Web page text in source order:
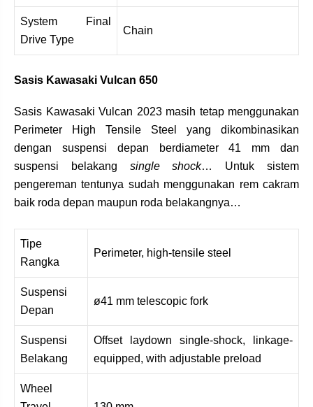
System Final
Drive Type
Chain
Sasis Kawasaki Vulcan 650
Sasis Kawasaki Vulcan 2023 masih tetap menggunakan
Perimeter High Tensile Steel yang dikombinasikan
dengan suspensi depan berdiameter 41 mm dan
suspensi belakang single shock… Untuk sistem
pengereman tentunya sudah menggunakan rem cakram
baik roda depan maupun roda belakangnya…
Tipe
Rangka
Perimeter, high-tensile steel
Suspensi
Depan
ø41 mm telescopic fork
Suspensi
Belakang
Offset laydown single-shock, linkage-
equipped, with adjustable preload
Wheel